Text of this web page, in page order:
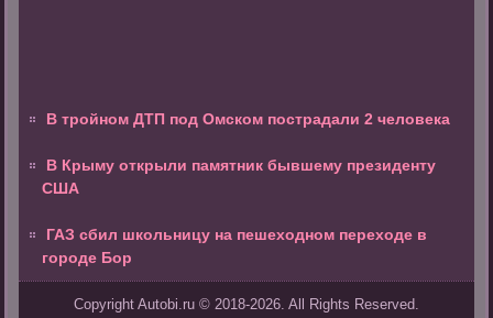
В тройном ДТП под Омском пострадали 2 человека
В Крыму открыли памятник бывшему президенту
США
ГАЗ сбил школьницу на пешеходном переходе в
городе Бор
Copyright Autobi.ru © 2018-2026. All Rights Reserved.